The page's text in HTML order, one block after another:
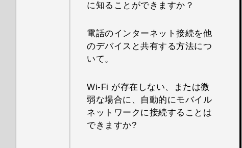
に知ることができますか？
電話のインターネット接続を他
のデバイスと共有する方法につ
いて。
Wi‍-Fi が存在しない、または微
弱な場合に、自動的にモバイル
ネットワークに接続することは
できますか?